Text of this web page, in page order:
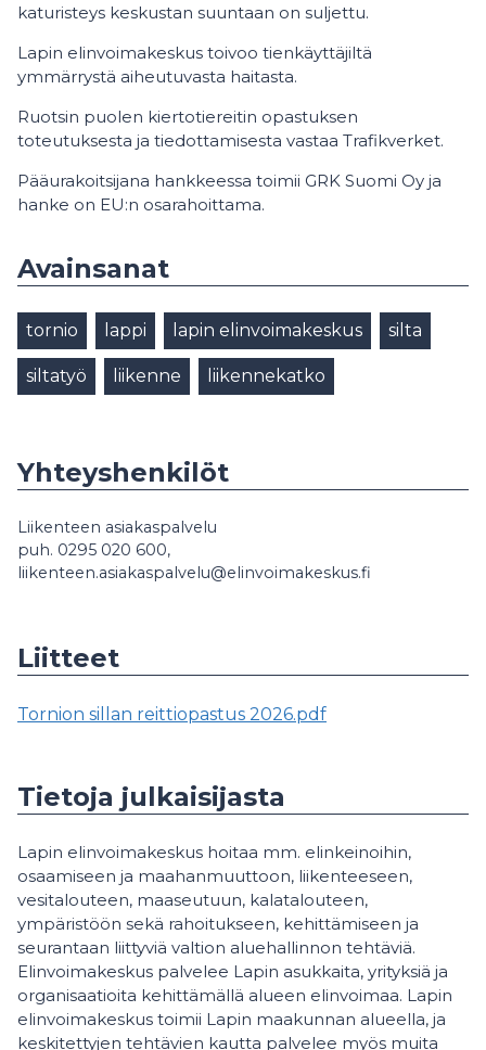
katuristeys keskustan suuntaan on suljettu.
Lapin elinvoimakeskus toivoo tienkäyttäjiltä
ymmärrystä aiheutuvasta haitasta.
Ruotsin puolen kiertotiereitin opastuksen
toteutuksesta ja tiedottamisesta vastaa Trafikverket.
Pääurakoitsijana hankkeessa toimii GRK Suomi Oy ja
hanke on EU:n osarahoittama.
Avainsanat
tornio lappi lapin elinvoimakeskus silta
siltatyö liikenne liikennekatko
Yhteyshenkilöt
Liikenteen asiakaspalvelu
puh. 0295 020 600,
liikenteen.asiakaspalvelu@elinvoimakeskus.fi
Liitteet
Tornion sillan reittiopastus 2026.pdf
Tietoja julkaisijasta
Lapin elinvoimakeskus hoitaa mm. elinkeinoihin,
osaamiseen ja maahanmuuttoon, liikenteeseen,
vesitalouteen, maaseutuun, kalatalouteen,
ympäristöön sekä rahoitukseen, kehittämiseen ja
seurantaan liittyviä valtion aluehallinnon tehtäviä.
Elinvoimakeskus palvelee Lapin asukkaita, yrityksiä ja
organisaatioita kehittämällä alueen elinvoimaa. Lapin
elinvoimakeskus toimii Lapin maakunnan alueella, ja
keskitettyjen tehtävien kautta palvelee myös muita